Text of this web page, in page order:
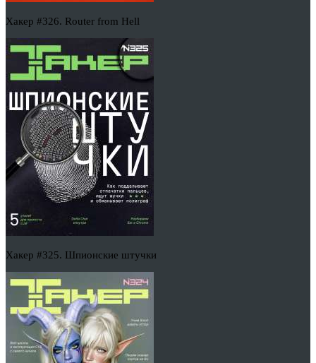
Хакер #326. Router from Hell
Хакер #325. Шпионские штучки